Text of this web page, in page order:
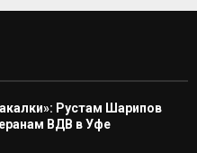
С
А
Рустам Шарипов
ВДВ в Уфе